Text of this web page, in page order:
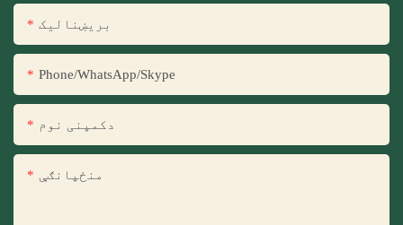
بریښنالیک
Phone/WhatsApp/Skype
دکمپنی نوم
منځپانګې